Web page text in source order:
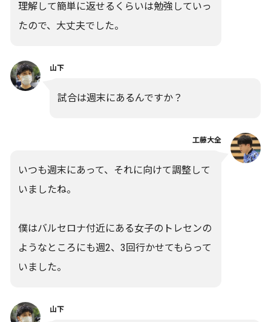
理解して簡単に返せるくらいは勉強していっ
たので、大丈夫でした。
山下
試合は週末にあるんですか？
工藤大全
いつも週末にあって、それに向けて調整して
いましたね。
僕はバルセロナ付近にある女子のトレセンの
ようなところにも週2、3回行かせてもらって
いました。
山下